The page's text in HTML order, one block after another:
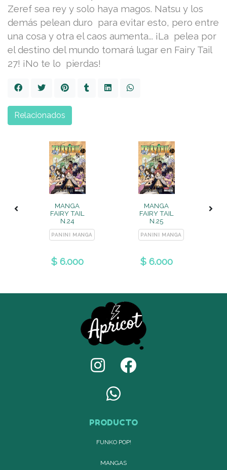
Zeref sea rey y solo haya magos. Natsu y los
demás pelean duro para evitar esto, pero entre
una cosa y otra el caos aumenta... ¡La pelea por
el destino del mundo tomará lugar en Fairy Tail
27! ¡No te lo pierdas!
MANGA
FAIRY TAIL
N.24
PANINI MANGA
$ 6.000
MANGA
FAIRY TAIL
N.25
PANINI MANGA
$ 6.000
Relacionados
PRODUCTO
FUNKO POP!
MANGAS